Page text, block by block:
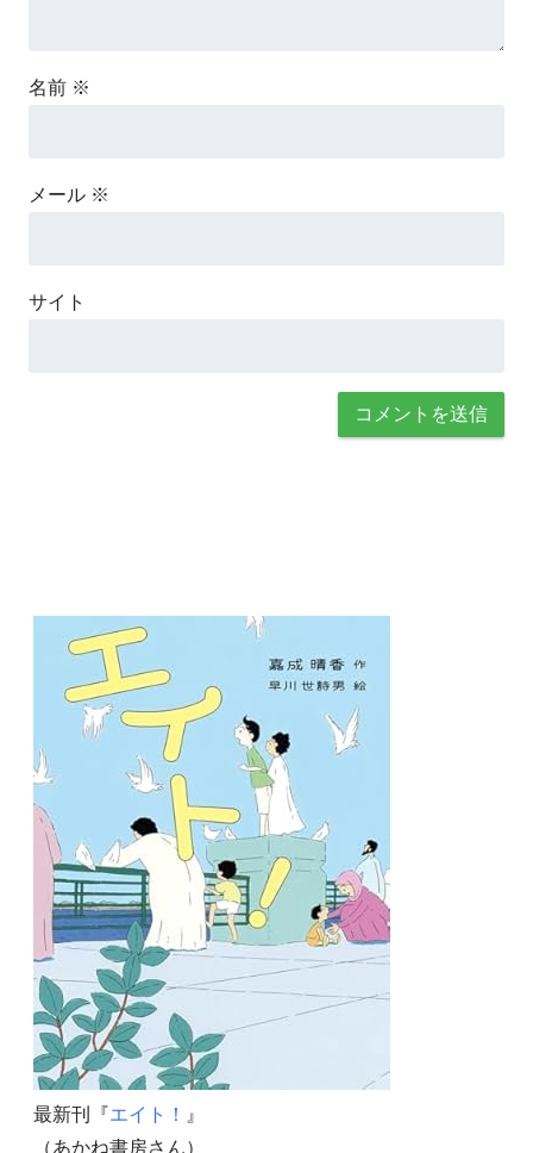
名前 ※
メール ※
サイト
最新刊『エイト！
』
（あかね書房さん）